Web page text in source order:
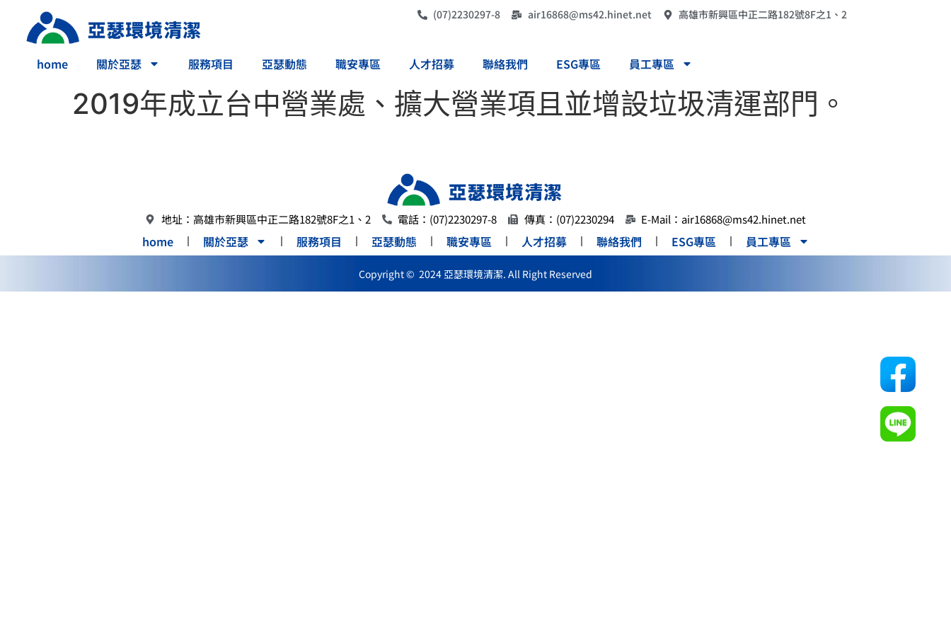
(07)2230297-8 air16868@ms42.hinet.net 高雄市新興區中正二路182號8F之1、2
home 關於亞瑟 服務項目 亞瑟動態 職安專區 人才招募 聯絡我們 ESG專區 員工專區
2019年成立台中營業處、擴大營業項且並增設垃圾清運部門。
地址：高雄市新興區中正二路182號8F之1、2 電話：(07)2230297-8 傳真：(07)2230294 E-Mail：air16868@ms42.hinet.net
home 關於亞瑟 服務項目 亞瑟動態 職安專區 人才招募 聯絡我們 ESG專區 員工專區
Copyright © 2024 亞瑟環境清潔. All Right Reserved